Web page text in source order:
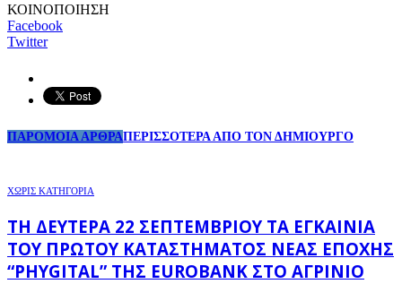
ΚΟΙΝΟΠΟΙΗΣΗ
Facebook
Twitter
ΠΑΡΟΜΟΙΑ ΑΡΘΡΑΠΕΡΙΣΣΟΤΕΡΑ ΑΠΟ ΤΟΝ ΔΗΜΙΟΥΡΓΟ
ΧΩΡΊΣ ΚΑΤΗΓΟΡΊΑ
ΤΗ ΔΕΥΤΈΡΑ 22 ΣΕΠΤΕΜΒΡΊΟΥ ΤΑ ΕΓΚΑΊΝΙΑ
ΤΟΥ ΠΡΏΤΟΥ ΚΑΤΑΣΤΉΜΑΤΟΣ ΝΈΑΣ ΕΠΟΧΉΣ
“PHYGITAL” ΤΗΣ EUROBANK ΣΤΟ ΑΓΡΊΝΙΟ